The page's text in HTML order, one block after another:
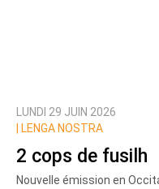
LUNDI 29 JUIN 2026
LENGA NOSTRA
2 cops de fusilh
Nouvelle émission en